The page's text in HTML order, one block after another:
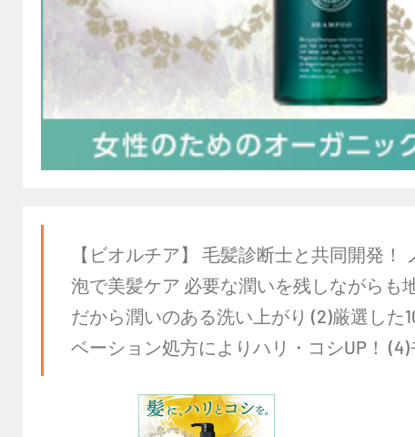
【ビオルチア】 毛髪診断士と共同開発
泡で美髪ケア 必要な潤いを残しながらも
だから潤いのある洗い上がり (2)厳選し
ベーション処方によりハリ・コシUP！